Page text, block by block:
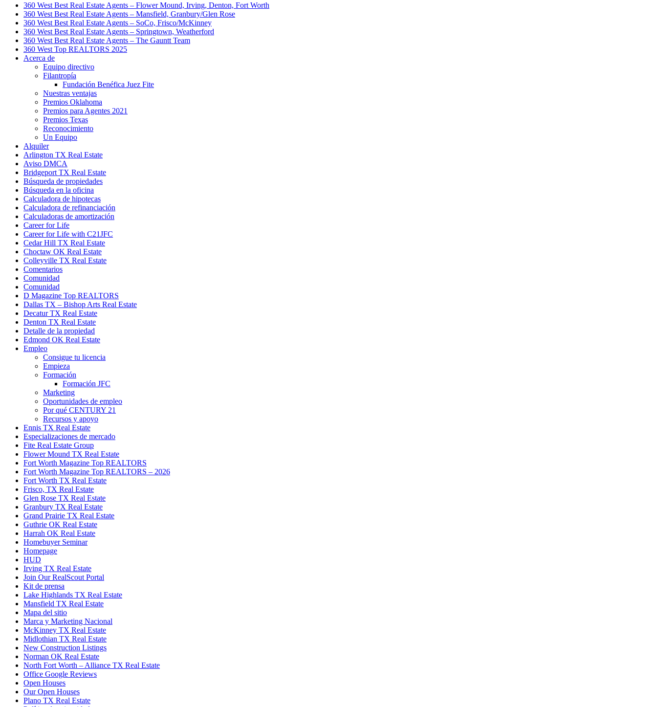
360 West Best Real Estate Agents – Flower Mound, Irving, Denton, Fort Worth
360 West Best Real Estate Agents – Mansfield, Granbury/Glen Rose
360 West Best Real Estate Agents – SoCo, Frisco/McKinney
360 West Best Real Estate Agents – Springtown, Weatherford
360 West Best Real Estate Agents – The Gauntt Team
360 West Top REALTORS 2025
Acerca de
Equipo directivo
Filantropía
Fundación Benéfica Juez Fite
Nuestras ventajas
Premios Oklahoma
Premios para Agentes 2021
Premios Texas
Reconocimiento
Un Equipo
Alquiler
Arlington TX Real Estate
Aviso DMCA
Bridgeport TX Real Estate
Búsqueda de propiedades
Búsqueda en la oficina
Calculadora de hipotecas
Calculadora de refinanciación
Calculadoras de amortización
Career for Life
Career for Life with C21JFC
Cedar Hill TX Real Estate
Choctaw OK Real Estate
Colleyville TX Real Estate
Comentarios
Comunidad
Comunidad
D Magazine Top REALTORS
Dallas TX – Bishop Arts Real Estate
Decatur TX Real Estate
Denton TX Real Estate
Detalle de la propiedad
Edmond OK Real Estate
Empleo
Consigue tu licencia
Empieza
Formación
Formación JFC
Marketing
Oportunidades de empleo
Por qué CENTURY 21
Recursos y apoyo
Ennis TX Real Estate
Especializaciones de mercado
Fite Real Estate Group
Flower Mound TX Real Estate
Fort Worth Magazine Top REALTORS
Fort Worth Magazine Top REALTORS – 2026
Fort Worth TX Real Estate
Frisco, TX Real Estate
Glen Rose TX Real Estate
Granbury TX Real Estate
Grand Prairie TX Real Estate
Guthrie OK Real Estate
Harrah OK Real Estate
Homebuyer Seminar
Homepage
HUD
Irving TX Real Estate
Join Our RealScout Portal
Kit de prensa
Lake Highlands TX Real Estate
Mansfield TX Real Estate
Mapa del sitio
Marca y Marketing Nacional
McKinney TX Real Estate
Midlothian TX Real Estate
New Construction Listings
Norman OK Real Estate
North Fort Worth – Alliance TX Real Estate
Office Google Reviews
Open Houses
Our Open Houses
Plano TX Real Estate